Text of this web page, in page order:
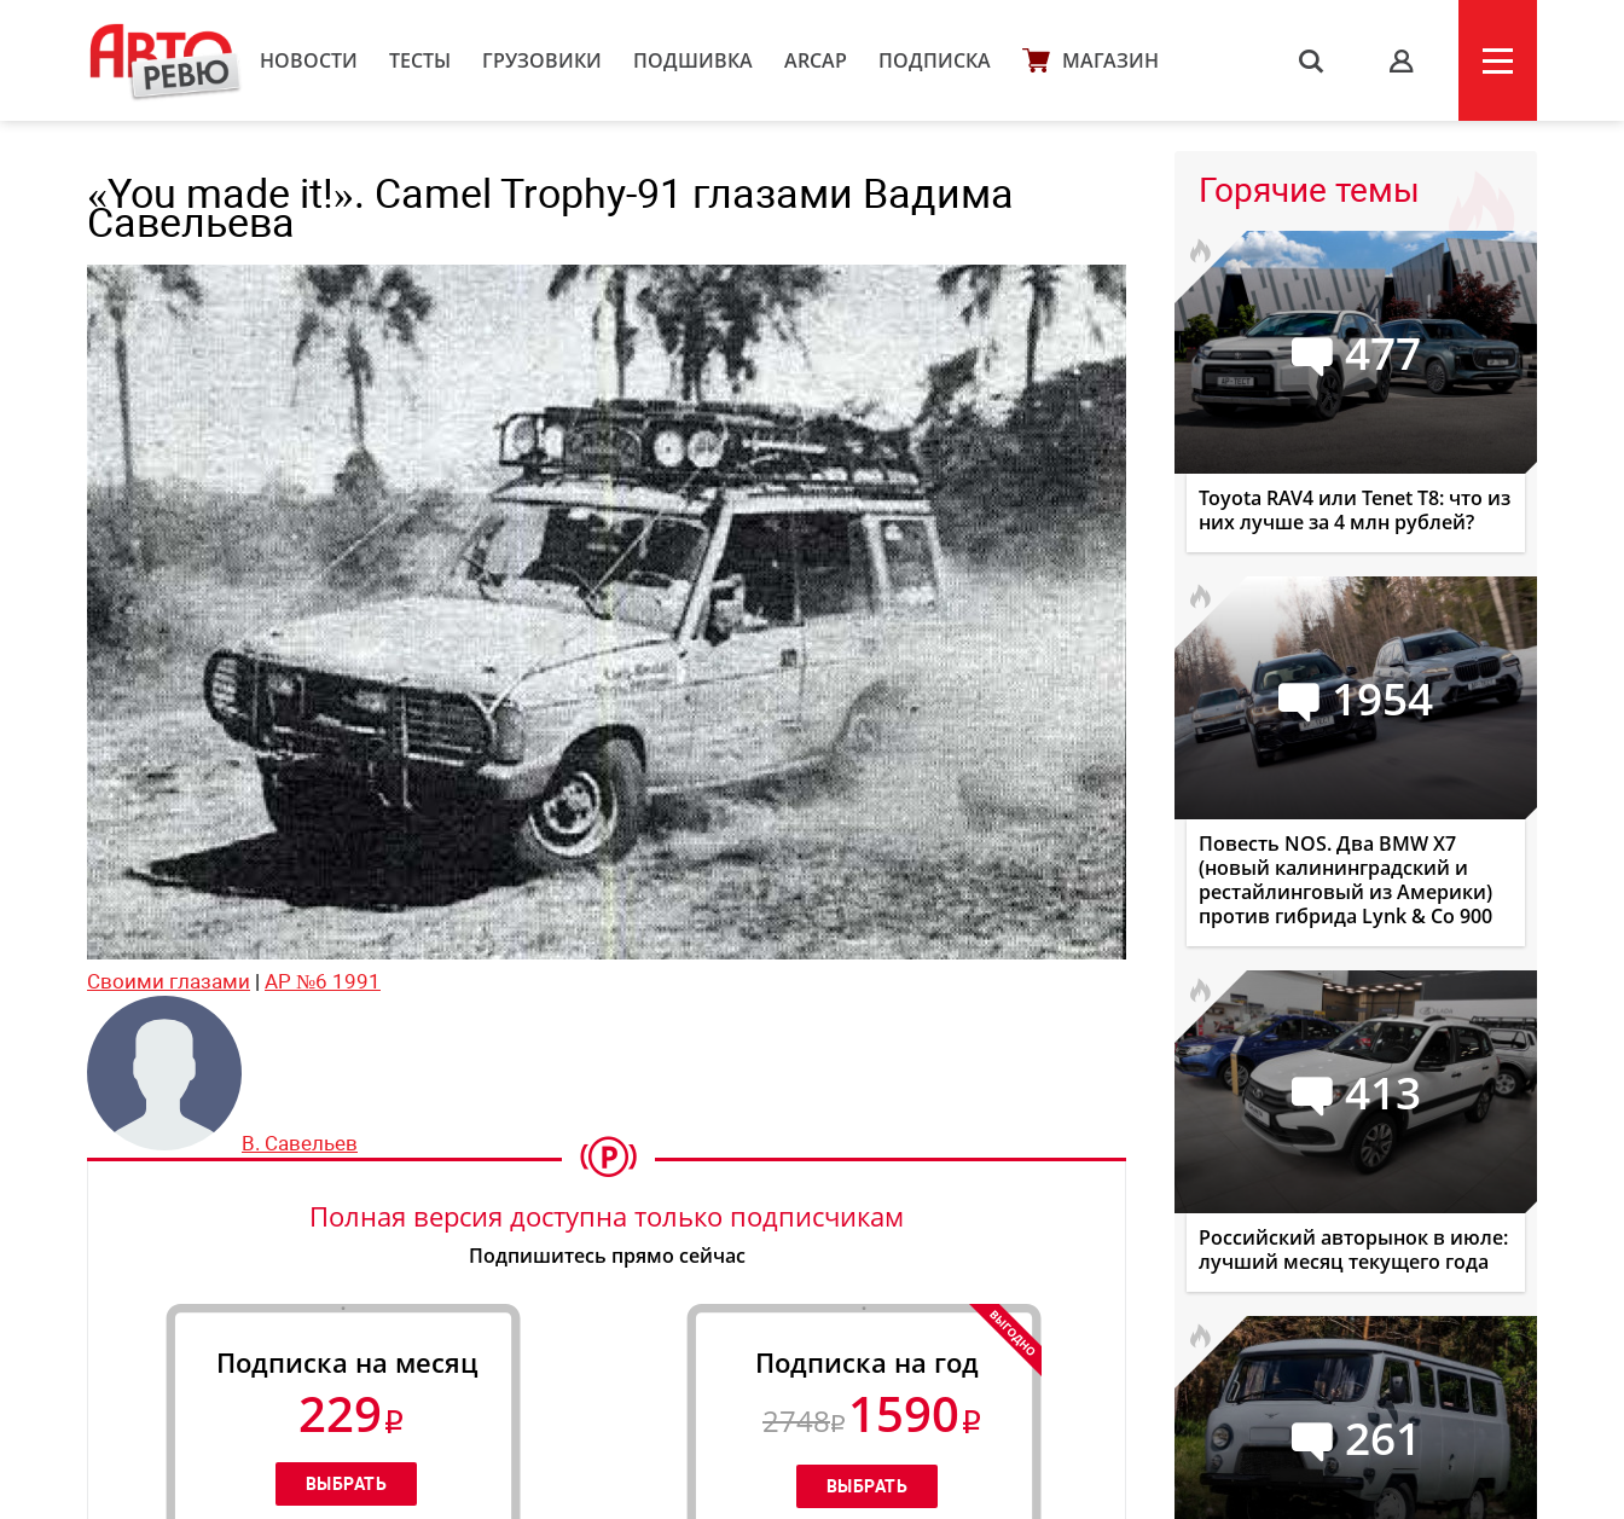
НОВОСТИ ТЕСТЫ ГРУЗОВИКИ ПОДШИВКА ARCAP ПОДПИСКА МАГАЗИН s
«You made it!». Camel Trophy-91 глазами Вадима
Савельева
Своими глазами | АР №6 1991
В. Савельев
Полная версия доступна только подписчикам
Подпишитесь прямо сейчас
Подписка на месяц
229
Подписка на год
2748 1590
Горячие темы
477
Toyota RAV4 или Tenet T8: что из
них лучше за 4 млн рублей?
1954
Повесть NOS. Два BMW X7
(новый калининградский и
рестайлинговый из Америки)
против гибрида Lynk & Co 900
413
Российский авторынок в июле:
лучший месяц текущего года
261